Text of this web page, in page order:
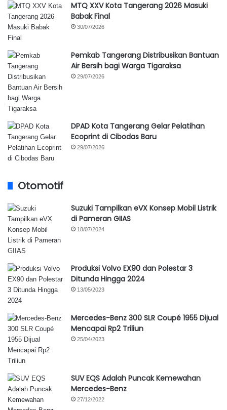
MTQ XXV Kota Tangerang 2026 Masuki
Babak Final
30/07/2026
Pemkab Tangerang Distribusikan Bantuan
Air Bersih bagi Warga Tigaraksa
29/07/2026
DPAD Kota Tangerang Gelar Pelatihan
Ecoprint di Cibodas Baru
29/07/2026
Otomotif
Suzuki Tampilkan eVX Konsep Mobil Listrik
di Pameran GIIAS
18/07/2024
Produksi Volvo EX90 dan Polestar 3
Ditunda Hingga 2024
13/05/2023
Mercedes-Benz 300 SLR Coupé 1955 Dijual
Mencapai Rp2 Triliun
25/04/2023
SUV EQS Adalah Puncak Kemewahan
Mercedes-Benz
27/12/2022